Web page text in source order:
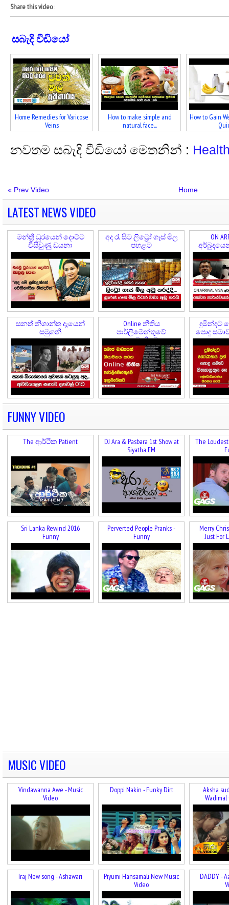
Share this video:
සබැදි වීඩියෝ
Home Remedies for Varicose
Veins
How to make simple and
natural face...
How to Gain
නවතම සබැදි වීඩියෝ මෙතනින් :
« Prev Video Home
LATEST NEWS VIDEO
මන්ත්‍රී ධුරයෙන් දොට්ට
විසිවුණු ඩයනා
අද රෑ සිට ලිට්‍රෝ ගෑස් මිල
පහළට
ON
සනත් නිශාන්ත දැයෙන්
සමුගනී
Online නීතිය
පාර්ලිමේන්තුවේ
අනුමැතියට
දුමින්දට
පොදු
FUNNY VIDEO
The ආර්ථික Patient
DJ Ara & Pasbara 1st Show at
Siyatha FM
The
Sri Lanka Rewind 2016
Funny
Perverted People Pranks -
Funny
Merry
Just For
MUSIC VIDEO
Vindawanna Awe - Music
Video
Doppi Nakin - Funky Dirt
Aksha
Iraj New song - Ashawari
Piyumi Hansamali New Music
Video
DADDY -